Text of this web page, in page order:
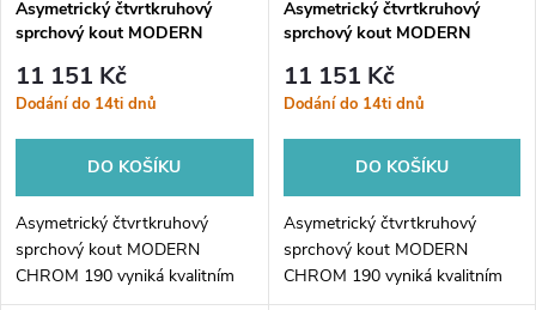
p
r
o
d
u
p
r
d
u
Asymetrický čtvrtkruhový
sprchový kout MODERN
Univerzální Levé / Pravé, Brick
bezpečnostní sklo - 6 mm‌,
11 151 Kč
Dodání do 14ti dnů
DO KOŠÍKU
Asymetrický čtvrtkruhový
sprchový kout MODERN
CHROM 190 vyniká kvalitním
zpracováním hliníkového rámu
Asymetrický čtvrtkruhový
sprchový kout MODERN
Univerzální Levé / Pravé, Čiré
bezpečnostní sklo - 6 mm,
11 151 Kč
Dodání do 14ti dnů
DO KOŠÍKU
Asymetrický čtvrtkruhový
sprchový kout MODERN
CHROM 190 vyniká kvalitním
zpracováním hliníkového rámu